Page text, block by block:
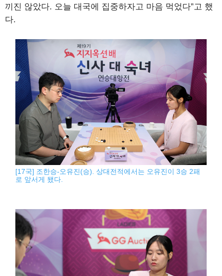
끼진 않았다. 오늘 대국에 집중하자고 마음 먹었다”고 했
다.
[17국] 조한승-오유진(승). 상대전적에서는 오유진이 3승 2패
로 앞서게 됐다.